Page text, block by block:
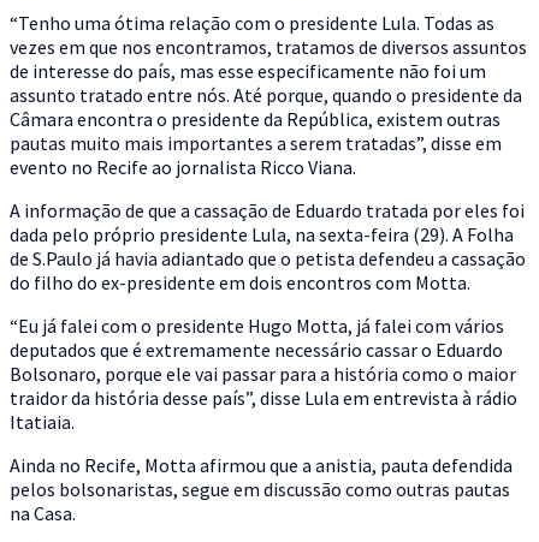
“Tenho uma ótima relação com o presidente Lula. Todas as
vezes em que nos encontramos, tratamos de diversos assuntos
de interesse do país, mas esse especificamente não foi um
assunto tratado entre nós. Até porque, quando o presidente da
Câmara encontra o presidente da República, existem outras
pautas muito mais importantes a serem tratadas”, disse em
evento no Recife ao jornalista Ricco Viana.
A informação de que a cassação de Eduardo tratada por eles foi
dada pelo próprio presidente Lula, na sexta-feira (29). A Folha
de S.Paulo já havia adiantado que o petista defendeu a cassação
do filho do ex-presidente em dois encontros com Motta.
“Eu já falei com o presidente Hugo Motta, já falei com vários
deputados que é extremamente necessário cassar o Eduardo
Bolsonaro, porque ele vai passar para a história como o maior
traidor da história desse país”, disse Lula em entrevista à rádio
Itatiaia.
Ainda no Recife, Motta afirmou que a anistia, pauta defendida
pelos bolsonaristas, segue em discussão como outras pautas
na Casa.